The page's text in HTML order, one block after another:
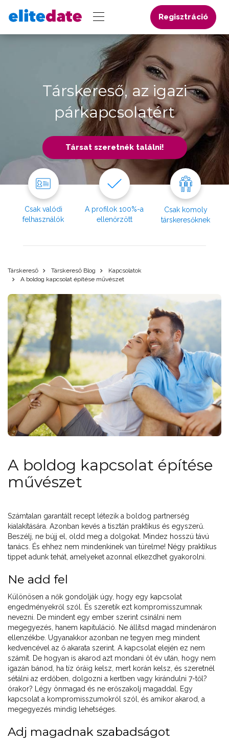
Regisztráció
Társkereső, az igazi
párkapcsolatért
Társat szeretnék találni!
Csak valódi
felhasználók
A profilok 100%-a
ellenőrzött
Csak komoly
társkeresőknek
Társkereső Társkereső Blog
Kapcsolatok
A boldog kapcsolat építése művészet
A boldog kapcsolat építése
művészet
Számtalan garantált recept létezik a boldog partnerség
kialakítására. Azonban kevés a tisztán praktikus és egyszerű.
Beszélj, ne bújj el, oldd meg a dolgokat. Mindez hosszú távú
tanács. És ehhez nem mindenkinek van türelme! Négy praktikus
tippet adunk tehát, amelyeket azonnal elkezdhet gyakorolni.
Ne add fel
Különösen a nők gondolják úgy, hogy egy kapcsolat
engedményekről szól. És szeretik ezt kompromisszumnak
nevezni. De mindent egy ember szerint csinálni nem
megegyezés, hanem kapituláció. Ne állítsd magad mindenáron
ellenzékbe. Ugyanakkor azonban ne tegyen meg mindent
kedvencével az ő akarata szerint. A kapcsolat elején ez nem
számít. De hogyan is akarod azt mondani öt év után, hogy nem
igazán bánod, ha tíz óráig kelsz, mert korán kelsz, és szeretnél
sétálni az erdőben, dolgozni a kertben vagy kirándulni 7-től?
órakor? Légy önmagad és ne erőszakolj magaddal. Egy
kapcsolat a kompromisszumokról szól, és amikor akarod, a
megegyezés mindig lehetséges.
Adj magadnak szabadságot